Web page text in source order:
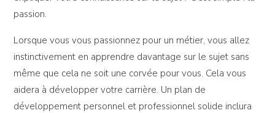
passion.
Lorsque vous vous passionnez pour un métier, vous allez
instinctivement en apprendre davantage sur le sujet sans
même que cela ne soit une corvée pour vous. Cela vous
aidera à développer votre carrière. Un plan de
développement personnel et professionnel solide inclura